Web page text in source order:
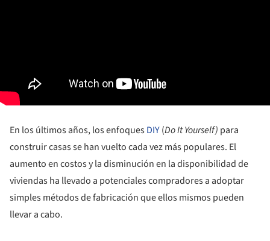
En los últimos años, los enfoquesDIY(Do It Yourself) para
construir casas se han vuelto cada vez más populares. El
aumento en costos y la disminución en la disponibilidad de
viviendas ha llevado a potenciales compradores a adoptar
simples métodos de fabricación que ellos mismos pueden
llevar a cabo.